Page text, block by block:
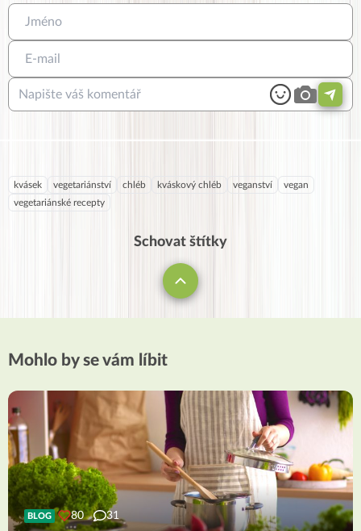
kvásek vegetariánství chléb kváskový chléb veganství
vegan
vegetariánské recepty
Schovat štítky
Mohlo by se vám líbit
BLOG 80 31